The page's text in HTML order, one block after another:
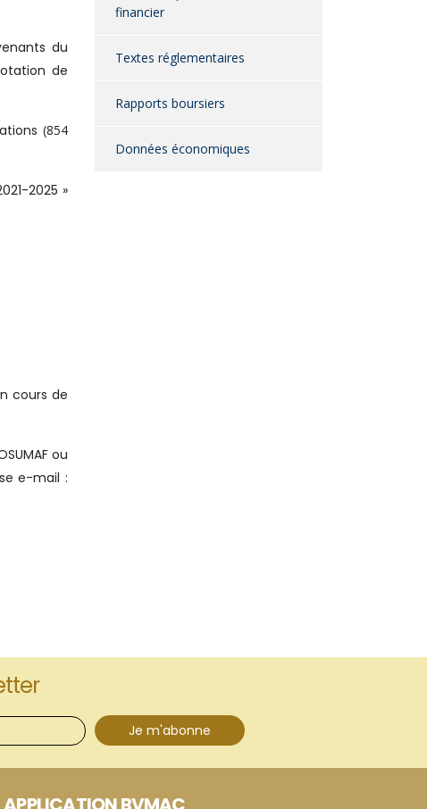
du
de
(854
2025 »
cours de
ou
e-mail :
financier
Textes réglementaires
Rapports boursiers
Données économiques
Je m'abonne